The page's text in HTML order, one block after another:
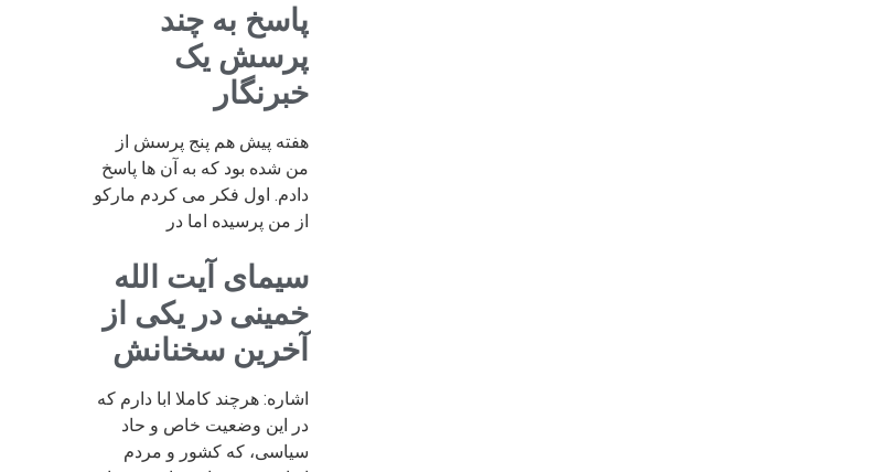
پاسخ به چند
پرسش یک
خبرنگار
هفته پیش هم پنج پرسش از
من شده بود که به آن ها پاسخ
دادم. اول فکر می کردم مارکو
از من پرسیده اما در
سیمای آیت الله
خمینی در یکی از
آخرین سخنانش
اشاره: هرچند کاملا ابا دارم که
در این وضعیت خاص و حاد
سیاسی، که کشور و مردم